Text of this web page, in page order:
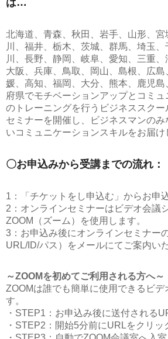
は…
北海道、青森、秋田、岩手、山形、
川、福井、栃木、茨城、群馬、埼玉
川、長野、静岡、岐阜、愛知、三重、
大阪、兵庫、鳥取、岡山、島根、広
媛、高知、福岡、大分、熊本、鹿児
府県でモチベーションアップとコミ
のトレーニングを行うビジネススクー
セミナーを開催し、ビジネスマンの
いコミュニケーションスキルをお届け
〇お申込みから受講までの流れ：
1：「チケットをし申込む」からお申
2：オンラインセミナーはビデオ会議
ZOOM（ズーム）を使用します。
3：お申込み後にオンラインセミナー
URL/ID/パス）をメールにてご案内い
～ZOOMを初めてご利用される方へ～
ZOOMは誰でも簡単に使用できるビデ
す。
・STEP1：お申込み後に送付される
・STEP2：開始5分前にURLをクリッ